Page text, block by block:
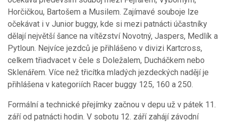
Horčičkou, Bartošem a Musilem. Zajímavé souboje lze
očekávat i v Junior buggy, kde si mezi patnácti účastníky
dělají největší šance na vítězství Novotný, Jaspers, Medlík a
Pytloun. Nejvíce jezdců je přihlášeno v divizi Kartcross,
celkem třiadvacet v čele s Doležalem, Ducháčkem nebo
Sklenářem. Více než třicítka mladých jezdeckých nadějí je
přihlášena v kategoriích Racer buggy 125, 160 a 250.
Formální a technické přejímky začnou v depu už v pátek 11.
září od patnácti hodin. V sobotu 12. září zahájí závodní